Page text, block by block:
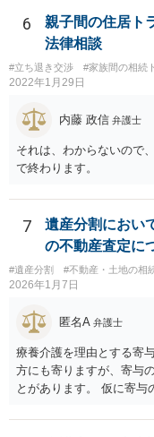
「面会に来てくれ」で、
話の使い方を教える為に
電話が切れました。その
にチップが埋められてい
録、介護認定の資料、介
方がよいと思います。
6
親子間の住居ト
法律相談
#立ち退き交渉 #家族間の相続
2022年1月29日
内藤 政信 弁護士
それは、わからないので
で終わります。
7
遺産分割におい
の不動産査定に
#遺産分割 #不動産・土地の相
2026年1月7日
匿名A 弁護士
療養介護を理由とする寄
方にも寄りますが、寄与
とがあります。 仮に寄与
価）は不要ということも